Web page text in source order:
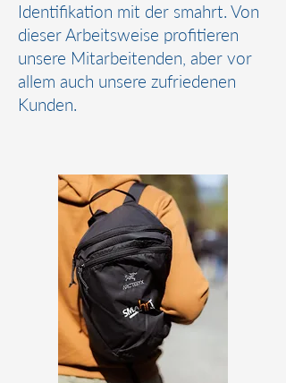
Identifikation mit der smahrt. Von
dieser Arbeitsweise profitieren
unsere Mitarbeitenden, aber vor
allem auch unsere zufriedenen
Kunden.